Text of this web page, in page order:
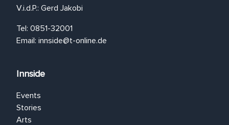
V.i.d.P.: Gerd Jakobi
Tel: 0851-32001
Email: innside@t-online.de
Innside
Events
Stories
Arts